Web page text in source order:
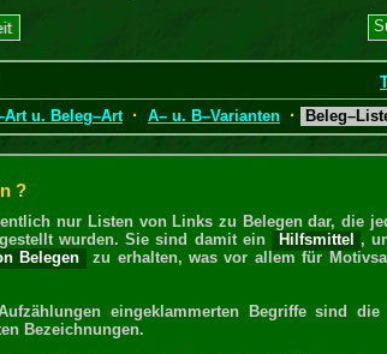
u. Beleg–Art· A– u. B–Varianten ·
?
nur Listen von Links zu Belegen dar, die
wurden. Sie sind damit ein
Hilfsmittel ,
Belegen
zu erhalten, was vor allem für
eingeklammerten Begriffe sind
Bezeichnungen.